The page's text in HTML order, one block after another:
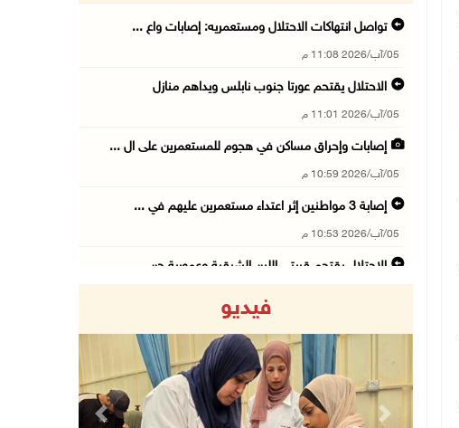
تواصل انتهاكات الاحتلال ومستعمريه: إصابات واع ...
05/آب/2026 11:08 م
الاحتلال يقتحم عورتا جنوب نابلس ويداهم منازل
05/آب/2026 11:01 م
إصابات وإحراق مساكن في هجوم للمستعمرين على ال ...
05/آب/2026 10:59 م
إصابة 3 مواطنين إثر اعتداء مستعمرين عليهم في ...
05/آب/2026 10:53 م
الاحتلال يقتحم قريتي اللبن الشرقية وعمورية جن ...
مستعمرون يقتحمون بيت فجار جنوب بيت لحم
05/آب/2026 10:19 م
فيديو
Previous Next